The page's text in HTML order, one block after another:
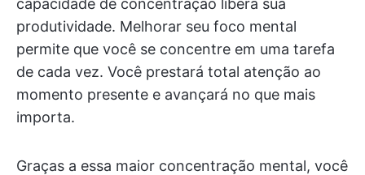
capacidade de concentração libera sua
produtividade. Melhorar seu foco mental
permite que você se concentre em uma tarefa
de cada vez. Você prestará total atenção ao
momento presente e avançará no que mais
importa.
Graças a essa maior concentração mental, você